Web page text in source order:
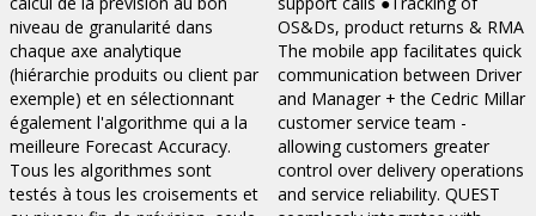
niveau de granularité dans
chaque axe analytique
(hiérarchie produits ou client par
exemple) et en sélectionnant
également l'algorithme qui a la
meilleure Forecast Accuracy.
Tous les algorithmes sont
testés à tous les croisements et
OS&Ds, product returns & RMA
The mobile app facilitates quick
communication between Driver
and Manager + the Cedric Millar
customer service team -
allowing customers greater
control over delivery operations
and service reliability. QUEST